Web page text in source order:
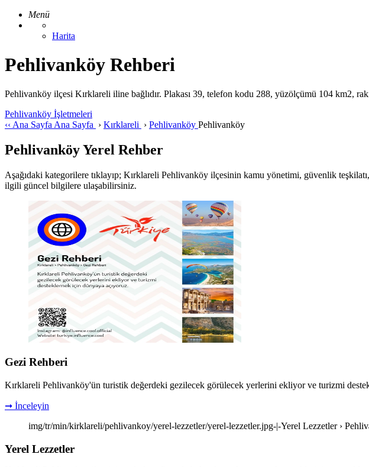
Menü
Harita
Pehlivanköy Rehberi
Pehlivanköy ilçesi Kırklareli iline bağlıdır. Plakası 39, telefon kodu 288, yüzölçümü 104 km2,
Pehlivanköy İşletmeleri
‹‹ Ana Sayfa Ana Sayfa › Kırklareli › Pehlivanköy Pehlivanköy
Pehlivanköy Yerel Rehber
Aşağıdaki kategorilere tıklayıp; Kırklareli Pehlivanköy ilçesinin kamu yönetimi, güvenlik
ilgili güncel bilgilere ulaşabilirsiniz.
Gezi Rehberi
Kırklareli Pehlivanköy'ün turistik değerdeki gezilecek görülecek yerlerini ekliyor ve turizmi
➞ İnceleyin
img/tr/min/kirklareli/pehlivankoy/yerel-lezzetler/yerel-lezzetler.jpg-|-Yerel Lezzetler ›
Yerel Lezzetler